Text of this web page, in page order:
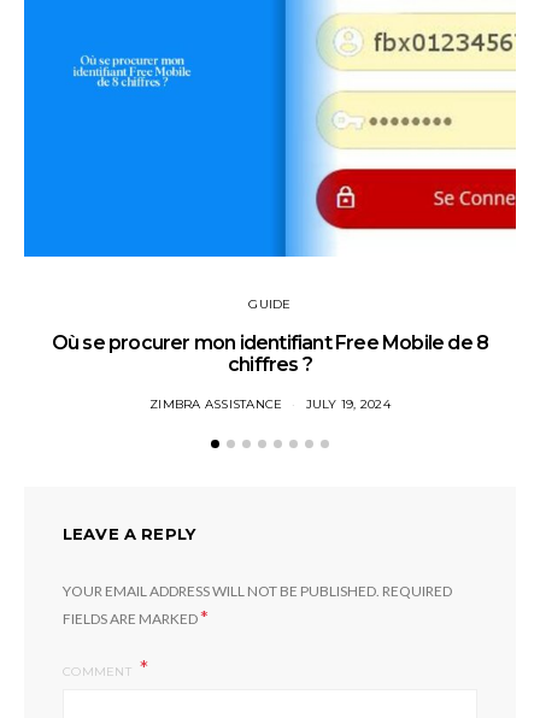
GUIDE
Où se procurer mon identifiant Free Mobile de 8
chiffres ?
ZIMBRA ASSISTANCE JULY 19, 2024
LEAVE A REPLY
YOUR EMAIL ADDRESS WILL NOT BE PUBLISHED. REQUIRED
FIELDS ARE MARKED*
COMMENT